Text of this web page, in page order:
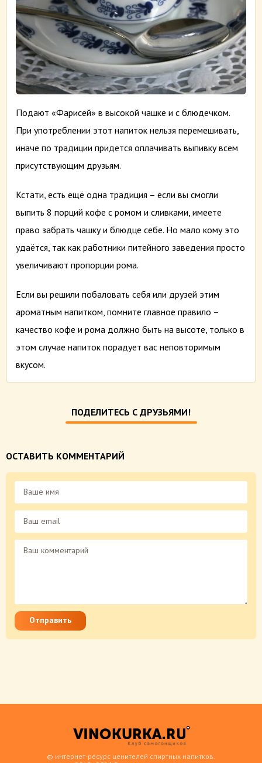
Подают «Фарисей» в высокой чашке и с блюдечком.
При употреблении этот напиток нельзя перемешивать,
иначе по традиции придется оплачивать выпивку всем
присутствующим друзьям.
Кстати, есть ещё одна традиция – если вы смогли
выпить 8 порций кофе с ромом и сливками, имеете
право забрать чашку и блюдце себе. Но мало кому это
удаётся, так как работники питейного заведения просто
увеличивают пропорции рома.
Если вы решили побаловать себя или друзей этим
ароматным напитком, помните главное правило –
качество кофе и рома должно быть на высоте, только в
этом случае напиток порадует вас неповторимым
вкусом.
ПОДЕЛИТЕСЬ С ДРУЗЬЯМИ!
ОСТАВИТЬ КОММЕНТАРИЙ
Отправить
© интернет-ресурс ценителей спиртных напитков.